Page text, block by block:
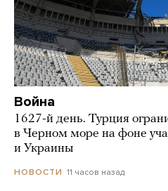
Война
1627-й день. Турция
в Черном море на фоне
и Украины
НОВОСТИ 11 часов назад